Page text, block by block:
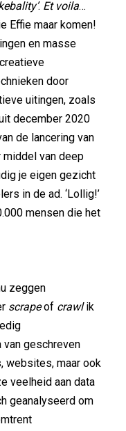
. Et voila…
Effie maar komen!
en masse
door
uitingen, zoals
december 2020
de lancering van
van deep
je eigen gezicht
in de ad. ‘Lollig!’
mensen die het
zeggen
scrapeof crawlik
geschreven
websites, maar ook
veelheid aan data
geanalyseerd om